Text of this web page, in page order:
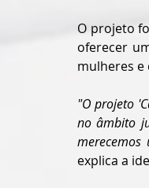
O projeto
oferecer
mulheres
"O projeto
no âmbito
explica a